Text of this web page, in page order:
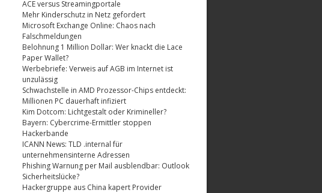
ACE versus Streamingportale
Mehr Kinderschutz in Netz gefordert
Microsoft Exchange Online: Chaos nach
Falschmeldungen
Belohnung 1 Million Dollar: Wer knackt die Lace
Paper Wallet?
Werbebriefe: Verweis auf AGB im Internet ist
unzulässig
Schwachstelle in AMD Prozessor-Chips entdeckt:
Millionen PC dauerhaft infiziert
Kim Dotcom: Lichtgestalt oder Krimineller?
Bayern: Cybercrime-Ermittler stoppen
Hackerbande
ICANN News: TLD .internal für
unternehmensinterne Adressen
Phishing Warnung per Mail ausblendbar: Outlook
Sicherheitslücke?
Hackergruppe aus China kapert Provider